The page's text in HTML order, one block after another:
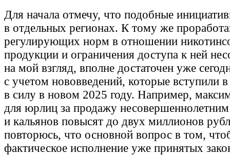
Для начала отмечу, что подобные
в отдельных регионах. К тому же
регулирующих норм в отношении
продукции и ограничения доступа к ней
на мой взгляд, вполне достаточен уже
с учетом нововведений, которые вступили
в силу в новом 2025 году. Например,
для юрлиц за продажу несовершеннолетним
и кальянов повысят до двух миллионов
повторюсь, что основной вопрос в том,
фактическое исполнение уже принятых